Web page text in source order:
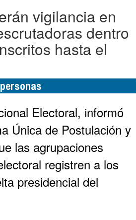
vigilancia en
dentro
hasta el
Electoral, informó
Única de Postulación y
las agrupaciones
registren a los
presidencial del